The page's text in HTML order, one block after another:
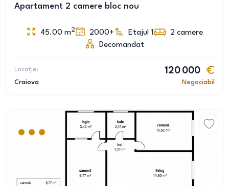
Apartament 2 camere bloc nou
45.00 m2 2000+ Etajul 1 2 camere
Decomandat
Locație:
Craiova
120 000
Negociabil